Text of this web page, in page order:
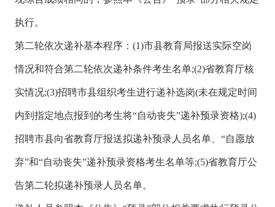
执行。
第二轮依次递补基本程序：(1)市县教育局报送实际空岗
情况和符合第二轮依次递补条件考生名单;(2)省教育厅核
实情况;(3)招聘市县组织考生进行递补选岗(未在规定时间
内到指定地点报到的考生将“自动丧失”递补预录资格);(4)
招聘市县向省教育厅报送拟递补预录人员名单、“自愿放
弃”和“自动丧失”递补预录资格考生名单等;(5)省教育厅公
告第二轮拟递补预录人员名单。